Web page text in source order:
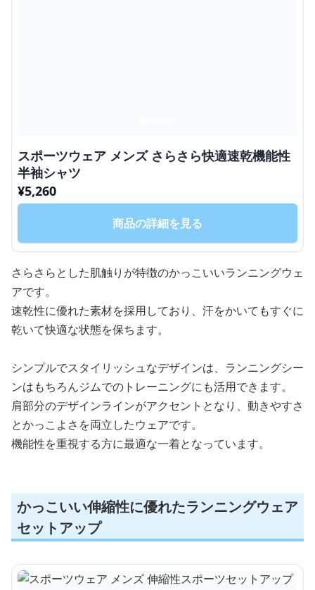
スポーツウェア メンズ さらさら快適速乾機能性
半袖シャツ
¥5,260
商品の詳細を見る
さらさらとした肌触りが特徴のかっこいいランニングウェ
アです。
速乾性に優れた素材を採用しており、汗をかいてもすぐに
乾いて快適な状態を保ちます。
シンプルでスタイリッシュなデザインは、ランニングシー
ンはもちろんジムでのトレーニングにも活用できます。
肩部分のデザインラインがアクセントとなり、動きやすさ
とかっこよさを両立したウェアです。
機能性を重視する方に最適な一着となっています。
かっこいい伸縮性に優れたランニングウェア
セットアップ